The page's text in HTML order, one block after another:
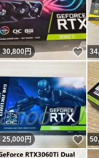
30,800円 い
25,000円 い